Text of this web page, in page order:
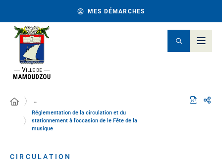
MES DÉMARCHES
…
Réglementation de la circulation et du
stationnement à l’occasion de le Fête de la
musique
CIRCULATION